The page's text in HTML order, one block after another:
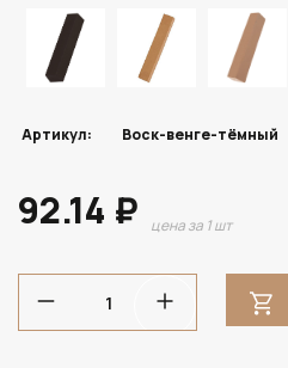
Артикул: Воск-венге-тёмный
92.14 ₽ цена за 1 шт